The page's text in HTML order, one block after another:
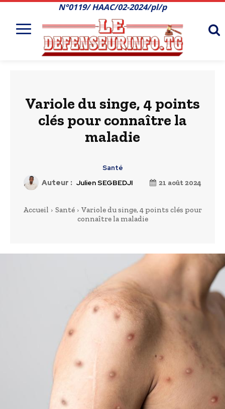
N°0119/ HAAC/02-2024/pl/p
Variole du singe, 4 points
clés pour connaître la
maladie
Santé
Auteur : Julien SEGBEDJI 21 août 2024
Accueil Santé
Variole du singe, 4 points clés pour
connaître la maladie